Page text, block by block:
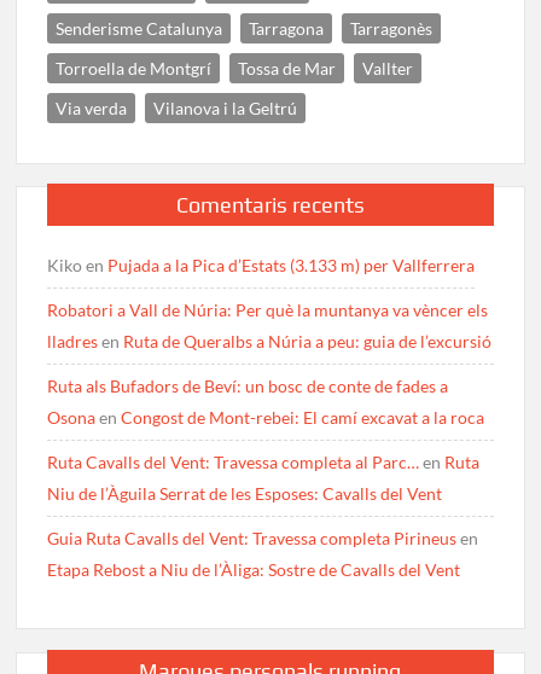
Senderisme Catalunya
Tarragona
Tarragonès
Torroella de Montgrí
Tossa de Mar
Vallter
Via verda
Vilanova i la Geltrú
Comentaris recents
Kikoen Pujada a la Pica d’Estats (3.133 m) per Vallferrera
Robatori a Vall de Núria: Per què la muntanya va vèncer els
lladresen Ruta de Queralbs a Núria a peu: guia de l’excursió
Ruta als Bufadors de Beví: un bosc de conte de fades a
OsonaenCongost de Mont-rebei: El camí excavat a la roca
Ruta Cavalls del Vent: Travessa completa al Parc…en Ruta
Niu de l’Àguila Serrat de les Esposes: Cavalls del Vent
Guia Ruta Cavalls del Vent: Travessa completa Pirineusen
Etapa Rebost a Niu de l’Àliga: Sostre de Cavalls del Vent